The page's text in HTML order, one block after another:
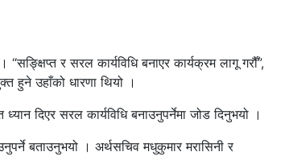
र सरल कार्यविधि बनाएर कार्यक्रम लागू गरौँ”,
हुने उहाँको धारणा थियो ।
दिएर सरल कार्यविधि बनाउनुपर्नेमा जोड दिनुभयो ।
बताउनुभयो । अर्थसचिव मधुकुमार मरासिनी र